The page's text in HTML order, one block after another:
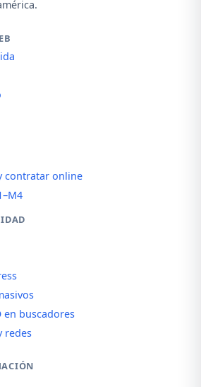
contratar online
en buscadores
redes